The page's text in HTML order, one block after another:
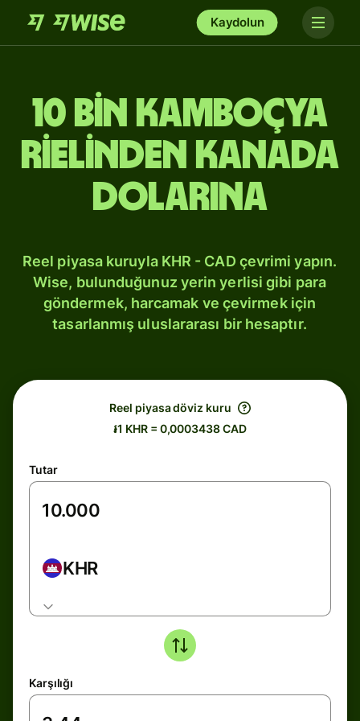
Kaydolun
10 bin Kamboçya
rielinden Kanada
dolarına
Reel piyasa kuruyla KHR - CAD çevrimi yapın.
Wise, bulunduğunuz yerin yerlisi gibi para
göndermek, harcamak ve çevirmek için
tasarlanmış uluslararası bir hesaptır.
Reel piyasa döviz kuru
៛1 KHR = 0,0003438 CAD
Tutar
KHR
Karşılığı